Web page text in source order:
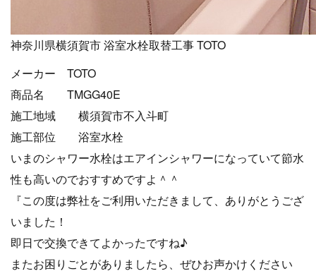
神奈川県横須賀市 浴室水栓取替工事 TOTO
メーカー TOTO
商品名 TMGG40E
施工地域 横須賀市不入斗町
施工部位 浴室水栓
いまのシャワー水栓はエアインシャワーになっていて節水
性も高いのでおすすめですよ＾＾
『この度は弊社をご利用いただきまして、ありがとうござ
いました！
即日で交換できてよかったですね♪
またお困りごとがありましたら、ぜひお声かけください